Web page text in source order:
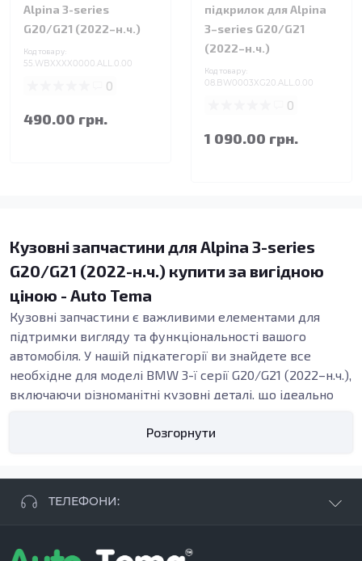
Alpina 3-series
G20/G21 (2022–н.ч.)
Код товару:
55.WBXXXX0000.ALL.0.00
0
490.00 грн.
підкрилок для Alpina
3–series G20/G21
(2022–н.ч.)
Код товару:
08.BW0003XG20.ALL.0.00
0
1 090.00 грн.
Кузовні запчастини для Alpina 3-series
G20/G21 (2022-н.ч.) купити за вигідною
ціною - Auto Tema
Кузовні запчастини є важливими елементами для
підтримки вигляду та функціональності вашого
автомобіля. У нашій підкатегорії ви знайдете все
необхідне для моделі BMW 3-ї серії G20/G21 (2022–н.ч.),
включаючи різноманітні кузовні деталі, що ідеально
допоможемо вам знайти потрібні запчастини для
Види кузовних запчастин
Кузов автомобіля складається з багатьох елементів,
цілісності конструкції, захисту від зовнішніх впливів та
Розгорнути
ТЕЛЕФОНИ:
+38 096 250 84 38